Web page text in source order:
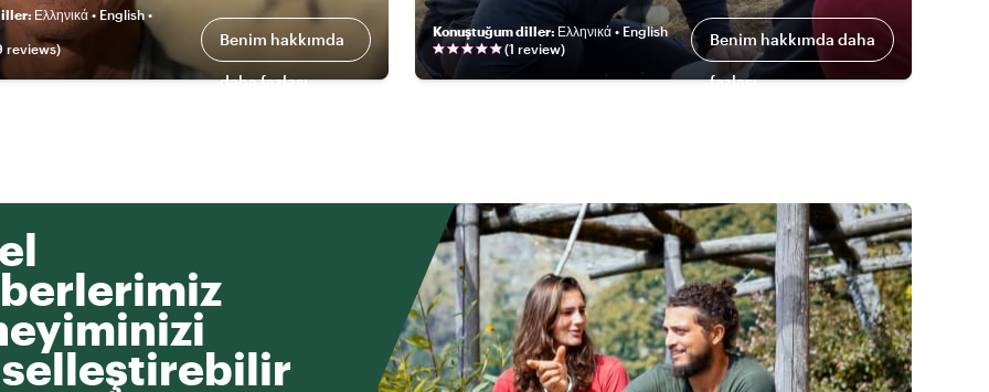
: Ελληνικά • English •
reviews) Benim hakkımda
daha fazlası
Konuştuğum diller: Ελληνικά • English
(1 review) Benim hakkımda daha
fazlası